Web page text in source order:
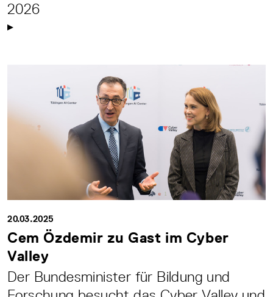
2026
20.03.2025
Cem Özdemir zu Gast im Cyber
Valley
Der Bundesminister für Bildung und